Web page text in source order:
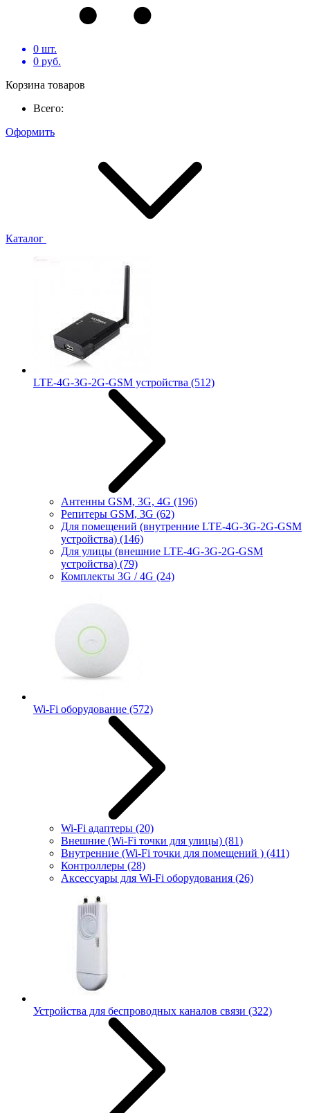
0 шт.
0 руб.
Корзина товаров
Всего:
Оформить
Каталог
LTE-4G-3G-2G-GSM устройства (512)
Антенны GSM, 3G, 4G (196)
Репитеры GSM, 3G (62)
Для помещений (внутренние LTE-4G-3G-2G-GSM
устройства) (146)
Для улицы (внешние LTE-4G-3G-2G-GSM
устройства) (79)
Комплекты 3G / 4G (24)
Wi-Fi оборудование (572)
Wi-Fi адаптеры (20)
Внешние (Wi-Fi точки для улицы) (81)
Внутренние (Wi-Fi точки для помещений ) (411)
Контроллеры (28)
Аксессуары для Wi-Fi оборудования (26)
Устройства для беспроводных каналов связи (322)